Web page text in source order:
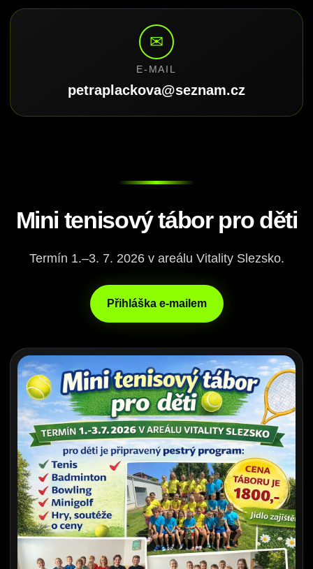
✉
E-MAIL
petraplackova@seznam.cz
Mini tenisový tábor pro děti
Termín 1.–3. 7. 2026 v areálu Vitality Slezsko.
Přihláška e-mailem